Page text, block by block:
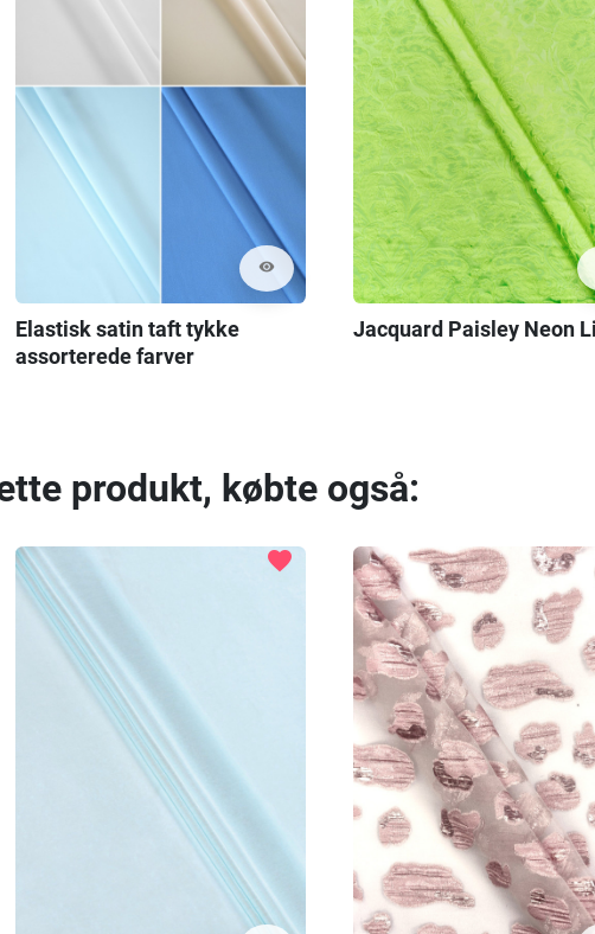
visibility
Elastisk satin taft tykke
assorterede farver
Jacquard Paisley Neon
produkt, købte også:
favorite